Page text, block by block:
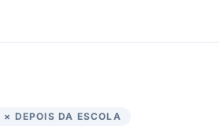
× DEPOIS DA ESCOLA